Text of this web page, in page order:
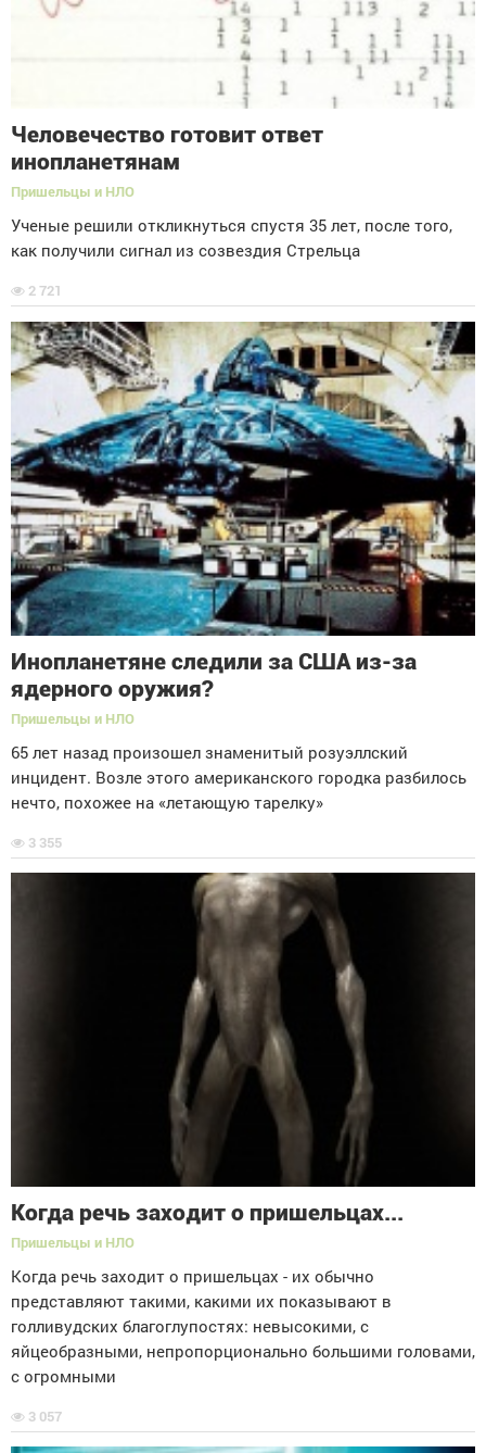
Человечество готовит ответ
инопланетянам
Пришельцы и НЛО
Ученые решили откликнуться спустя 35 лет, после того,
как получили сигнал из созвездия Стрельца
2 721
Инопланетяне следили за США из-за
ядерного оружия?
Пришельцы и НЛО
65 лет назад произошел знаменитый розуэллский
инцидент. Возле этого американского городка разбилось
нечто, похожее на «летающую тарелку»
3 355
Когда речь заходит о пришельцах...
Пришельцы и НЛО
Когда речь заходит о пришельцах - их обычно
представляют такими, какими их показывают в
голливудских благоглупостях: невысокими, с
яйцеобразными, непропорционально большими головами,
с огромными
3 057